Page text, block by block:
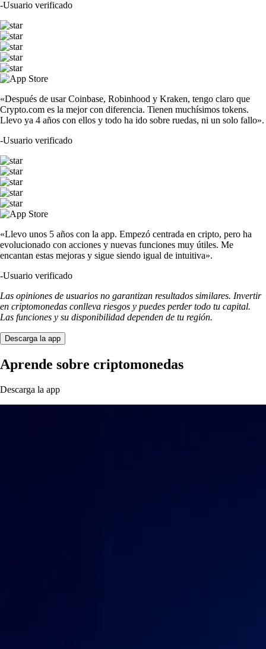
-Usuario verificado
«Después de usar Coinbase, Robinhood y Kraken, tengo claro que
Crypto.com es la mejor con diferencia. Tienen muchísimos tokens.
Llevo ya 4 años con ellos y todo ha ido sobre ruedas, ni un solo fallo».
-Usuario verificado
«Llevo unos 5 años con la app. Empezó centrada en cripto, pero ha
evolucionado con acciones y nuevas funciones muy útiles. Me
encantan estas mejoras y sigue siendo igual de intuitiva».
-Usuario verificado
Las opiniones de usuarios no garantizan resultados similares. Invertir
en criptomonedas conlleva riesgos y puedes perder todo tu capital.
Las funciones y su disponibilidad dependen de tu región.
Descarga la app
Aprende sobre criptomonedas
Descarga la app